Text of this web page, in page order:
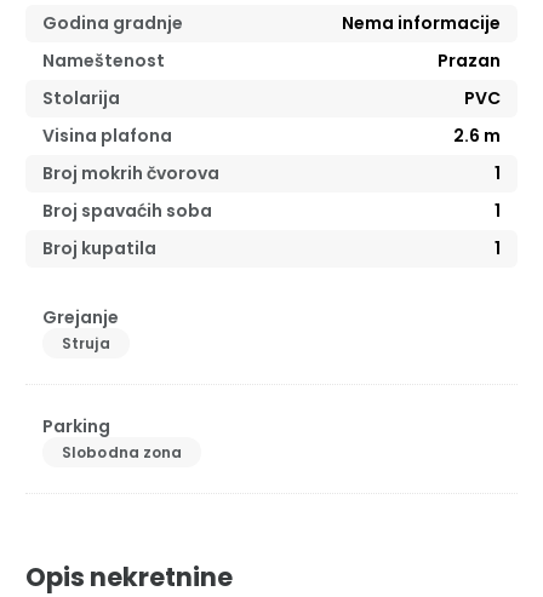
Godina gradnje
Nema informacije
Nameštenost
Prazan
Stolarija
PVC
Visina plafona
2.6 m
Broj mokrih čvorova
1
Broj spavaćih soba
1
Broj kupatila
1
Grejanje
Struja
Parking
Slobodna zona
Opis nekretnine